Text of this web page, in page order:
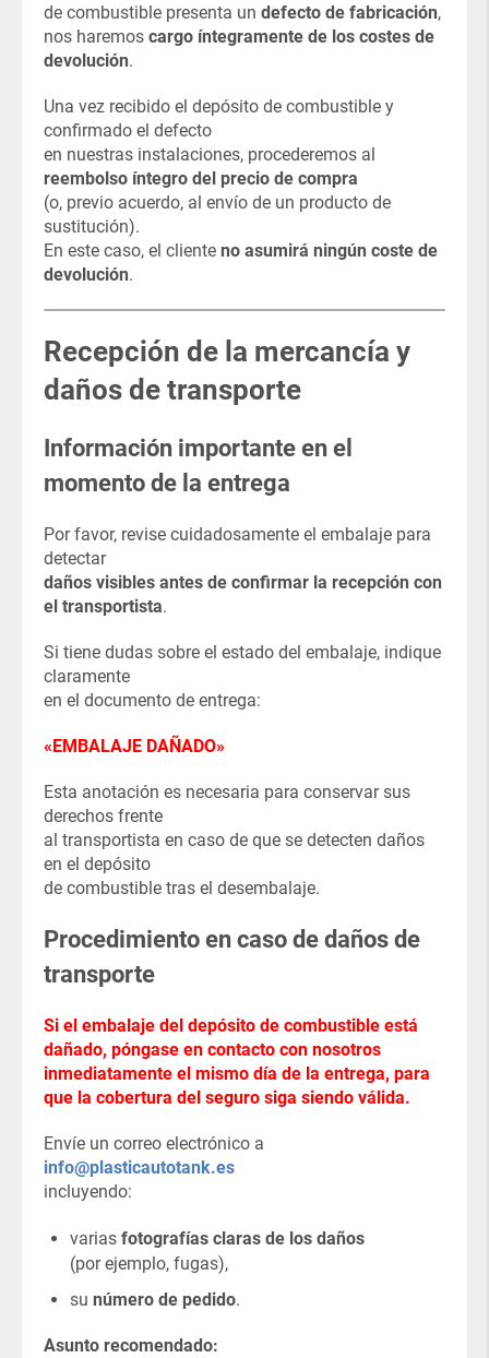
de combustible presenta un defecto de fabricación,
nos haremos cargo íntegramente de los costes de
devolución.
Una vez recibido el depósito de combustible y
confirmado el defecto
en nuestras instalaciones, procederemos al
reembolso íntegro del precio de compra
(o, previo acuerdo, al envío de un producto de
sustitución).
En este caso, el cliente no asumirá ningún coste de
devolución.
Recepción de la mercancía y
daños de transporte
Información importante en el
momento de la entrega
Por favor, revise cuidadosamente el embalaje para
detectar
daños visibles antes de confirmar la recepción con
el transportista.
Si tiene dudas sobre el estado del embalaje, indique
claramente
en el documento de entrega:
«EMBALAJE DAÑADO»
Esta anotación es necesaria para conservar sus
derechos frente
al transportista en caso de que se detecten daños
en el depósito
de combustible tras el desembalaje.
Procedimiento en caso de daños de
transporte
Si el embalaje del depósito de combustible está
dañado, póngase en contacto con nosotros
inmediatamente el mismo día de la entrega, para
que la cobertura del seguro siga siendo válida.
Envíe un correo electrónico a
info@plasticautotank.es
incluyendo:
varias fotografías claras de los daños
(por ejemplo, fugas),
su número de pedido.
Asunto recomendado: